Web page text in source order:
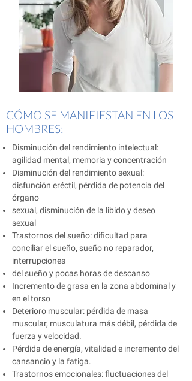
CÓMO SE MANIFIESTAN EN LOS
HOMBRES:
Disminución del rendimiento intelectual:
agilidad mental, memoria y concentración
Disminución del rendimiento sexual:
disfunción eréctil, pérdida de potencia del
órgano
sexual, disminución de la libido y deseo
sexual
Trastornos del sueño: dificultad para
conciliar el sueño, sueño no reparador,
interrupciones
del sueño y pocas horas de descanso
Incremento de grasa en la zona abdominal y
en el torso
Deterioro muscular: pérdida de masa
muscular, musculatura más débil, pérdida de
fuerza y velocidad.
Pérdida de energía, vitalidad e incremento del
cansancio y la fatiga.
Trastornos emocionales: fluctuaciones del